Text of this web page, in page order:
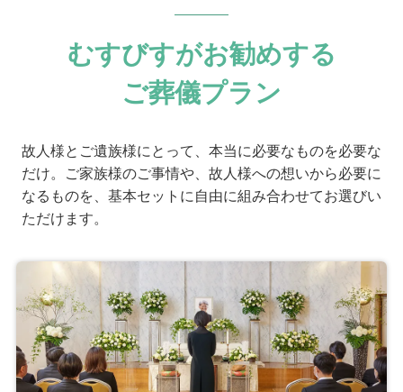
お迎え対応 5
打ち合わせの対応
アフターサポート 5
ご葬儀担当者
むすびすの葬祭プランナー
むすびすがお勧めする
ご葬儀プラン
故人様とご遺族様にとって、本当に必要なものを必要な
だけ。ご家族様のご事情や、故人様への想いから必要に
なるものを、基本セットに自由に組み合わせてお選びい
ただけます。